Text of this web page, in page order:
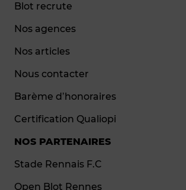
Blot recrute
Nos agences
Nos articles
Nous contacter
Barème d’honoraires
Certification Qualiopi
NOS PARTENAIRES
Stade Rennais F.C
Open Blot Rennes